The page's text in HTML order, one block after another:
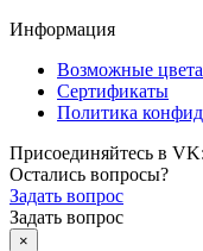
Информация
Возможные цвета
Сертификаты
Политика
Присоединяйтесь в VK:
Остались вопросы?
Задать вопрос
Задать вопрос
×